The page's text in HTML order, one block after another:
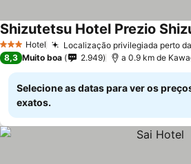
3 EstrelasHotel Localização privilegiada perto
Shizutetsu Hotel Prezio
8,3 Muito boa 2.949 a 0.9 km de
Selecione as datas para ver os
exatos.